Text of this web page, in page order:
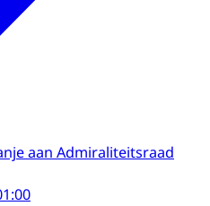
aan Admiraliteitsraad